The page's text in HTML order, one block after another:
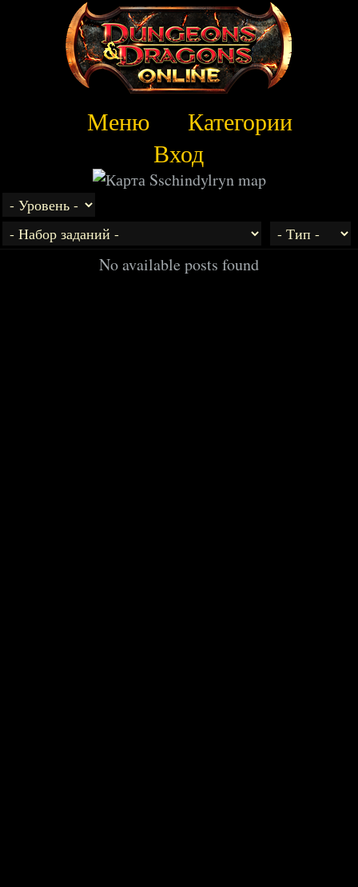
Меню
Категории
Вход
No available posts found